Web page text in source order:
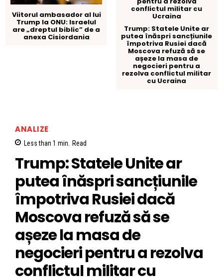
Viitorul ambasador al lui
Trump la ONU: Israelul
are „dreptul biblic” de a
anexa Cisiordania
Trump: Statele Unite ar
putea înăspri sancțiunile
împotriva Rusiei dacă
Moscova refuză să se
așeze la masa de
negocieri pentru a
rezolva conflictul militar
cu Ucraina